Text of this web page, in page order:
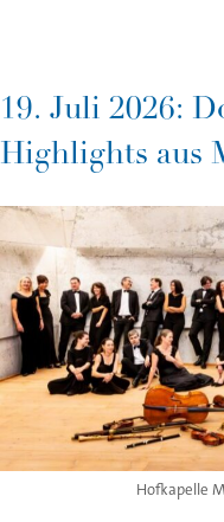
19. Juli 2026:
Highlights aus
Hofkapelle